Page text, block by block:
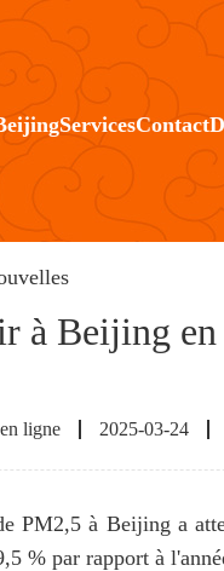
ServicesContact
à Beijing
ligne 2025-03-24
PM2,5 à Beijing a
% par rapport à